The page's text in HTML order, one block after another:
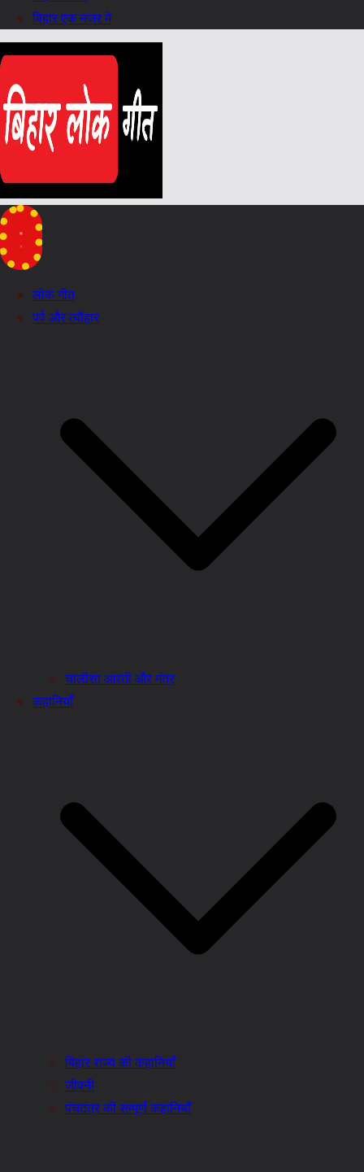
बिहार एक नजर में
लोक गीत
पर्व और त्यौहार
चालीसा आरती और मंत्र
कहानियाँ
बिहार राज्य की कहानियाँ
जीवनी
पंचतंत्र की सम्पूर्ण कहानियाँ